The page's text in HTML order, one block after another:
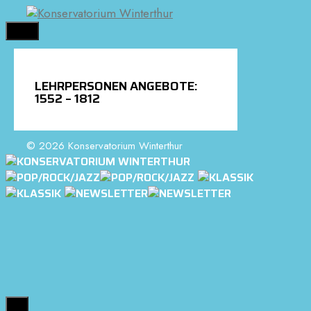
Springe
zum
Inhalt
LEHRPERSONEN ANGEBOTE:
1552 – 1812
© 2026 Konservatorium Winterthur